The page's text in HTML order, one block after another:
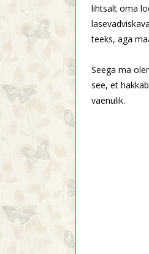
lihtsalt oma
teeks, aga
Seega ma
see, et
vaenulik.